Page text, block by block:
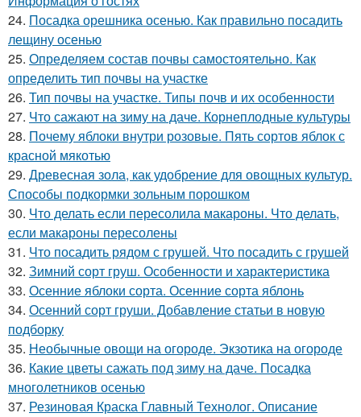
24. Посадка орешника осенью. Как правильно посадить
лещину осенью
25. Определяем состав почвы самостоятельно. Как
определить тип почвы на участке
26. Тип почвы на участке. Типы почв и их особенности
27. Что сажают на зиму на даче. Корнеплодные культуры
28. Почему яблоки внутри розовые. Пять сортов яблок с
красной мякотью
29. Древесная зола, как удобрение для овощных культур.
Способы подкормки зольным порошком
30. Что делать если пересолила макароны. Что делать,
если макароны пересолены
31. Что посадить рядом с грушей. Что посадить с грушей
32. Зимний сорт груш. Особенности и характеристика
33. Осенние яблоки сорта. Осенние сорта яблонь
34. Осенний сорт груши. Добавление статьи в новую
подборку
35. Необычные овощи на огороде. Экзотика на огороде
36. Какие цветы сажать под зиму на даче. Посадка
многолетников осенью
37. Резиновая Краска Главный Технолог. Описание